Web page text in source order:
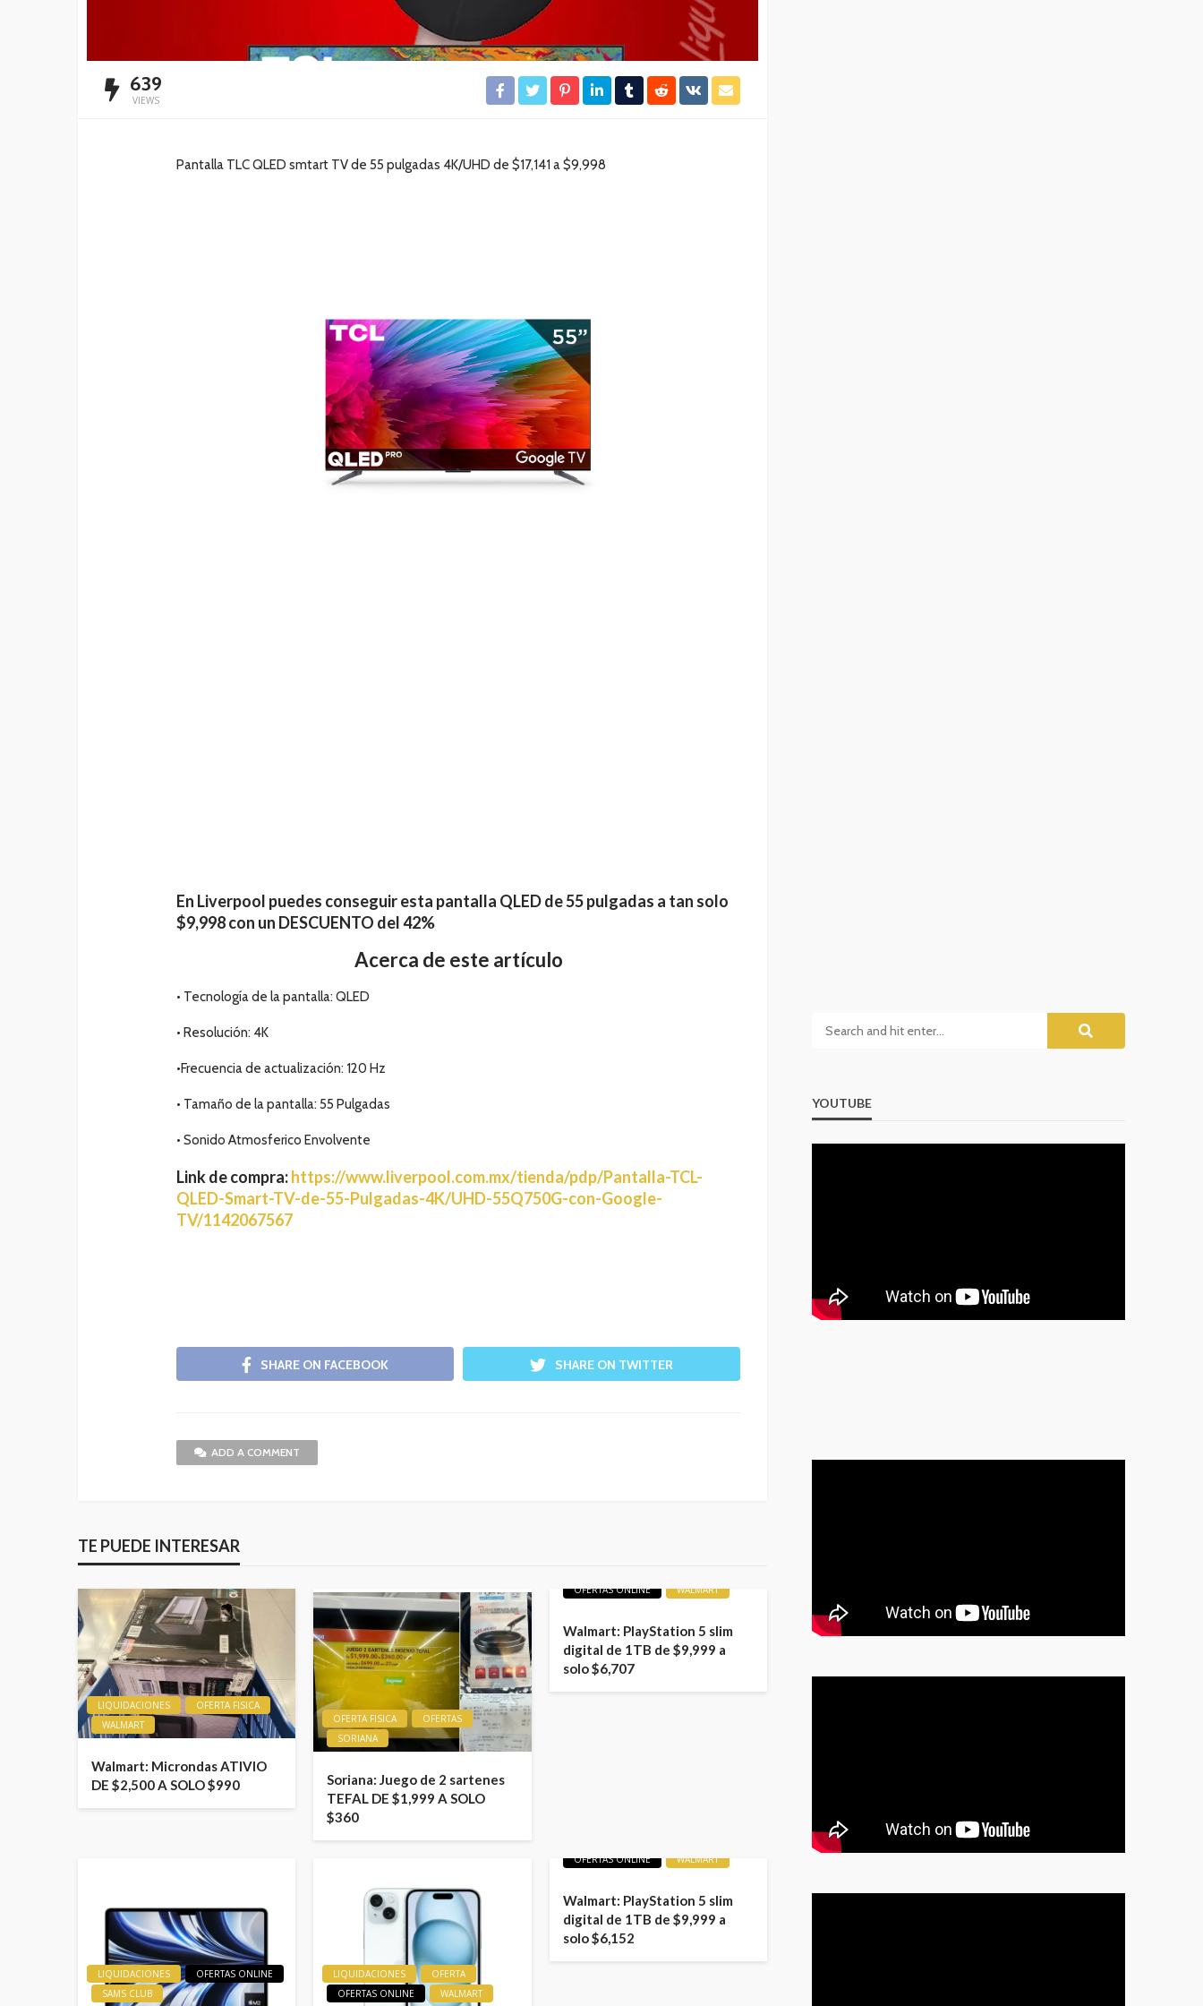
639
VIEWS
Pantalla TLC QLED smtart TV de 55 pulgadas 4K/UHD de $17,141 a $9,998
En Liverpool puedes conseguir esta pantalla QLED de 55 pulgadas a tan solo
$9,998 con un DESCUENTO del 42%
Acerca de este artículo
• Tecnología de la pantalla: QLED
• Resolución: 4K
•Frecuencia de actualización: 120 Hz
• Tamaño de la pantalla: 55 Pulgadas
• Sonido Atmosferico Envolvente
Link de compra:https://www.liverpool.com.mx/tienda/pdp/Pantalla-TCL-
QLED-Smart-TV-de-55-Pulgadas-4K/UHD-55Q750G-con-Google-
TV/1142067567
SHARE ON FACEBOOK SHARE ON TWITTER
ADD A COMMENT
TE PUEDE INTERESAR
LIQUIDACIONES
OFERTA FISICA
WALMART
Walmart: Microndas ATIVIO
DE $2,500 A SOLO $990
OFERTA FISICA
OFERTAS
SORIANA
Soriana: Juego de 2 sartenes
TEFAL DE $1,999 A SOLO
$360
OFERTAS ONLINE
WALMART
Walmart: PlayStation 5 slim
digital de 1TB de $9,999 a
solo $6,707
LIQUIDACIONES
OFERTAS ONLINE
SAMS CLUB
LIQUIDACIONES
OFERTA
OFERTAS ONLINE
WALMART
OFERTAS ONLINE
WALMART
Walmart: PlayStation 5 slim
digital de 1TB de $9,999 a
solo $6,152
YOUTUBE